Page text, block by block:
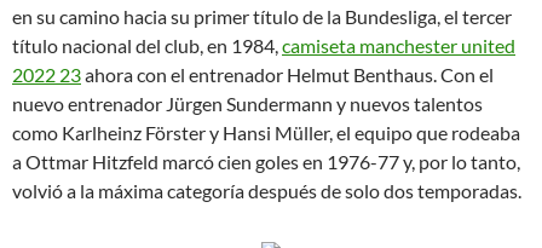
en su camino hacia su primer título de la Bundesliga, el tercer
título nacional del club, en 1984,camiseta manchester united
2022 23ahora con el entrenador Helmut Benthaus. Con el
nuevo entrenador Jürgen Sundermann y nuevos talentos
como Karlheinz Förster y Hansi Müller, el equipo que rodeaba
a Ottmar Hitzfeld marcó cien goles en 1976-77 y, por lo tanto,
volvió a la máxima categoría después de solo dos temporadas.